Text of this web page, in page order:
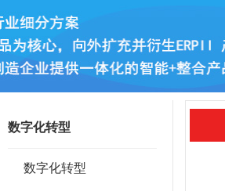
数字化转型
数字化转型